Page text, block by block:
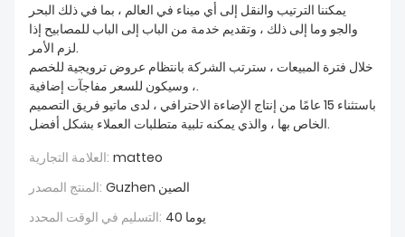
يمكننا الترتيب والنقل إلى أي ميناء في العالم ، بما في ذلك البحر
والجو وما إلى ذلك ، وتقديم خدمة من الباب إلى الباب للمصابيح إذا
لزم الأمر.
خلال فترة المبيعات ، سترتب الشركة بانتظام عروض ترويجية للخصم
، وسيكون للسعر مفاجآت إضافية.
باستثناء 15 عامًا من إنتاج الإضاءة الاحترافي ، لدى ماتيو فريق التصميم
الخاص بها ، والذي يمكنه تلبية متطلبات العملاء بشكل أفضل.
العلامة التجارية: matteo
المنتج المصدر:
Guzhen الصين
التسليم في الوقت المحدد:
40 يوما